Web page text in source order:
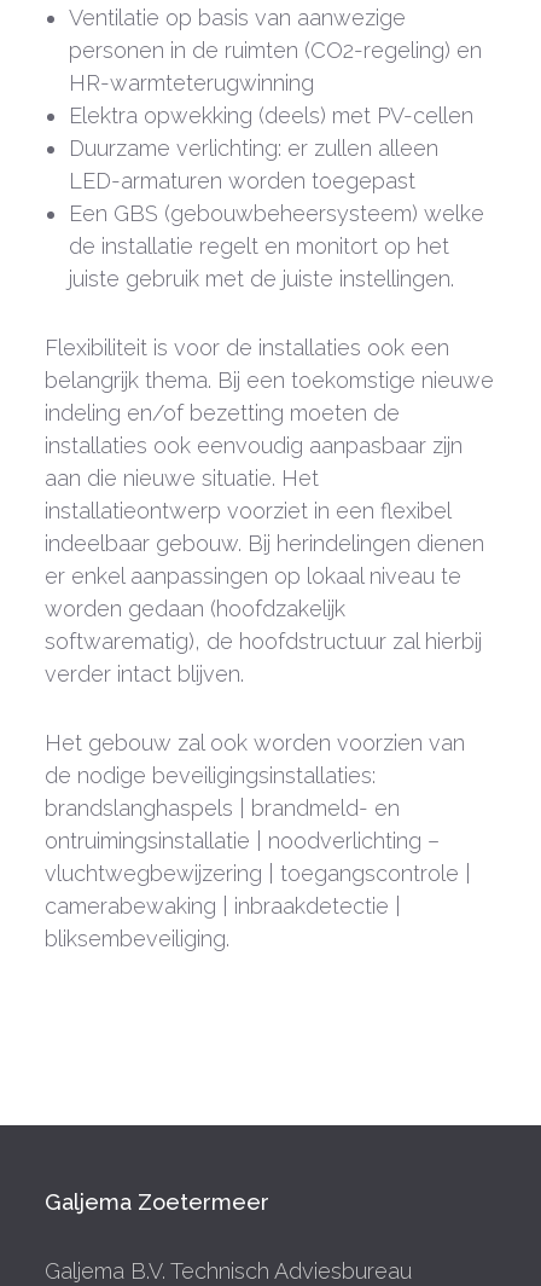
Ventilatie op basis van aanwezige
personen in de ruimten (CO2-regeling) en
HR-warmteterugwinning
Elektra opwekking (deels) met PV-cellen
Duurzame verlichting: er zullen alleen
LED-armaturen worden toegepast
Een GBS (gebouwbeheersysteem) welke
de installatie regelt en monitort op het
juiste gebruik met de juiste instellingen.
Flexibiliteit is voor de installaties ook een
belangrijk thema. Bij een toekomstige nieuwe
indeling en/of bezetting moeten de
installaties ook eenvoudig aanpasbaar zijn
aan die nieuwe situatie. Het
installatieontwerp voorziet in een flexibel
indeelbaar gebouw. Bij herindelingen dienen
er enkel aanpassingen op lokaal niveau te
worden gedaan (hoofdzakelijk
softwarematig), de hoofdstructuur zal hierbij
verder intact blijven.
Het gebouw zal ook worden voorzien van
de nodige beveiligingsinstallaties:
brandslanghaspels | brandmeld- en
ontruimingsinstallatie | noodverlichting –
vluchtwegbewijzering | toegangscontrole |
camerabewaking | inbraakdetectie |
bliksembeveiliging.
Galjema Zoetermeer
Galjema B.V. Technisch Adviesbureau